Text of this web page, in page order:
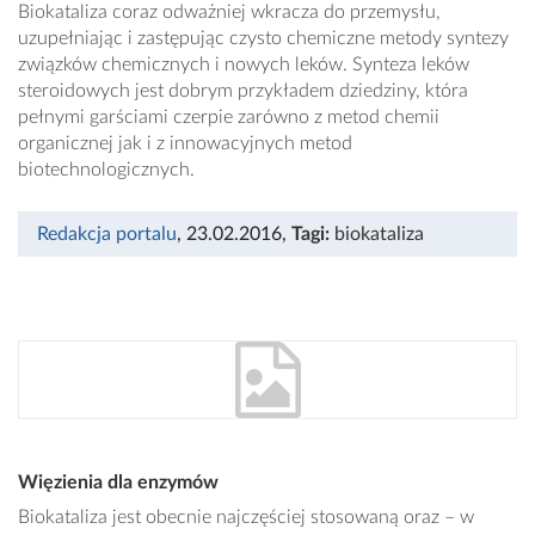
Biokataliza coraz odważniej wkracza do przemysłu,
uzupełniając i zastępując czysto chemiczne metody syntezy
związków chemicznych i nowych leków. Synteza leków
steroidowych jest dobrym przykładem dziedziny, która
pełnymi garściami czerpie zarówno z metod chemii
organicznej jak i z innowacyjnych metod
biotechnologicznych.
Redakcja portalu, 23.02.2016, Tagi: biokataliza
Więzienia dla enzymów
Biokataliza jest obecnie najczęściej stosowaną oraz – w